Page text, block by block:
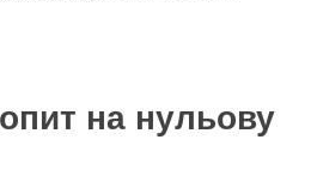
на нульову